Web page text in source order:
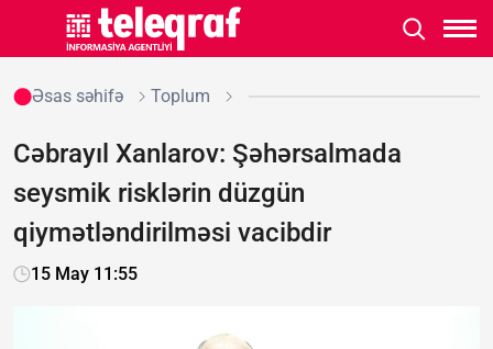
Əsas səhifə Toplum
Cəbrayıl Xanlarov: Şəhərsalmada
seysmik risklərin düzgün
qiymətləndirilməsi vacibdir
15 May 11:55